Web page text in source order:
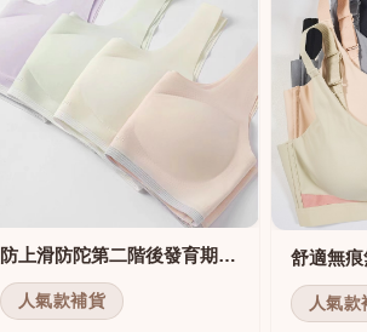
防上滑防陀第二階後發育期內衣
人氣款補貨 人氣款